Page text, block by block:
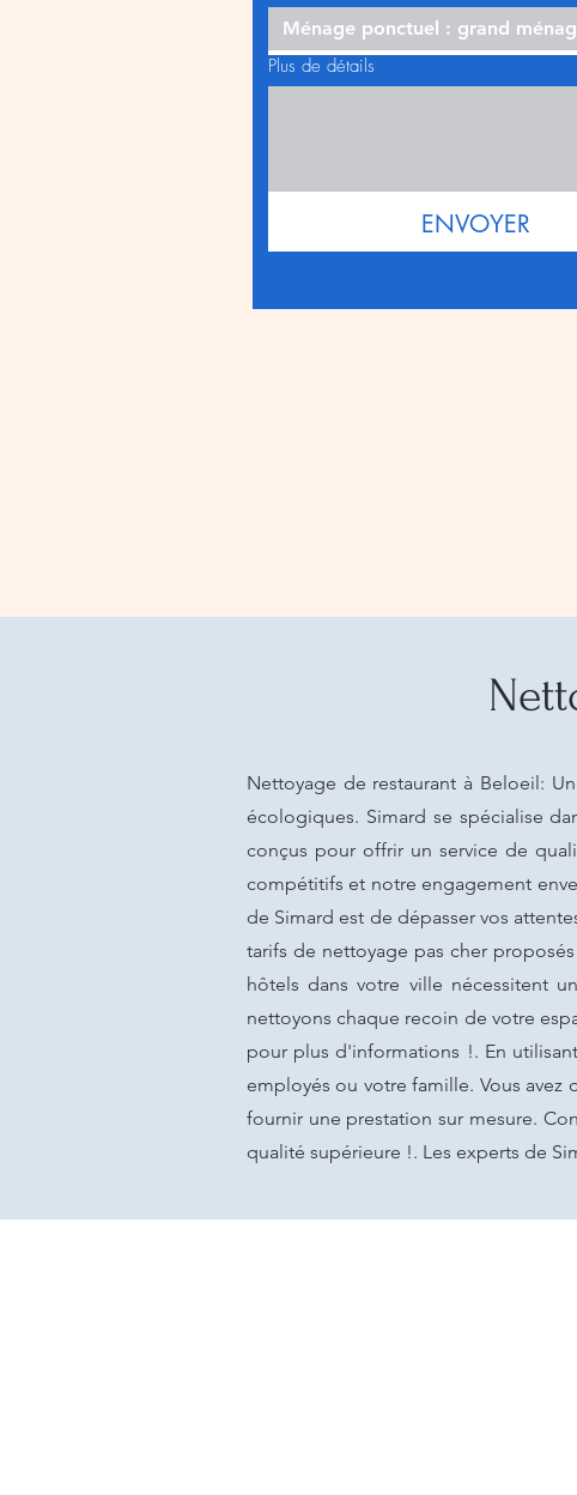
Ménage ponctuel : grand
Plus de détails
ENVOYER
Nettoyage de restaurant à Beloeil:
écologiques. Simard se spécialise
conçus pour offrir un service de
compétitifs et notre engagement
de Simard est de dépasser vos
tarifs de nettoyage pas cher
hôtels dans votre ville nécessitent
nettoyons chaque recoin de votre
pour plus d'informations !. En
employés ou votre famille. Vous
fournir une prestation sur mesure.
qualité supérieure !. Les experts de